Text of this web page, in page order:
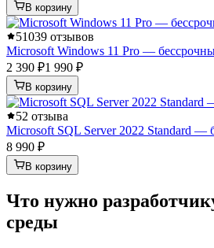
В корзину
51039 отзывов
Microsoft Windows 11 Pro —
2 390 ₽1 990 ₽
В корзину
52 отзыва
Microsoft SQL Server 2022 Standard —
8 990 ₽
В корзину
Что нужно
среды